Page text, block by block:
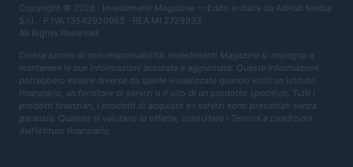
Copyright © 2026 · Investimenti Magazine — Edito in Italia da AdHub Media
S.r.l. · P.IVA 13542920965 · REA MI 2729933
All Rights Reserved
Dichiarazione di non responsabilità: Investimenti Magazine si impegna a
mantenere le sue informazioni accurate e aggiornate. Queste informazioni
potrebbero essere diverse da quelle visualizzate quando visiti un istituto
finanziario, un fornitore di servizi o il sito di un prodotto specifico. Tutti i
prodotti finanziari, i prodotti di acquisto e i servizi sono presentati senza
garanzia. Quando si valutano le offerte, consultare i Termini e condizioni
dell'istituto finanziario.